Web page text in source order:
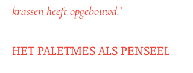
krassen heeft opgebouwd.’
HET PALETMES ALS PENSEEL